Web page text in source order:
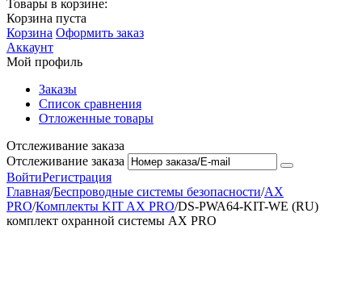
Товары в корзине:
Корзина пуста
Корзина Оформить заказ
Аккаунт
Мой профиль
Заказы
Список сравнения
Отложенные товары
Отслеживание заказа
Отслеживание заказа
ВойтиРегистрация
Главная/Беспроводные системы безопасности/AX
PRO/Комплекты KIT AX PRO/DS-PWA64-KIT-WE (RU)
комплект охранной системы AX PRO